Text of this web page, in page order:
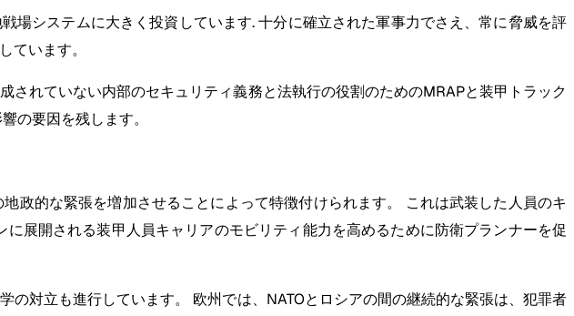
場システムに大きく投資しています. 十分に確立された軍事力でさえ、常に脅威を評
ています。
れていない内部のセキュリティ義務と法執行の役割のためのMRAPと装甲トラック
の要因を残します。
政的な緊張を増加させることによって特徴付けられます。 これは武装した人員のキ
展開される装甲人員キャリアのモビリティ能力を高めるために防衛プランナーを促
対立も進行しています。 欧州では、NATOとロシアの間の継続的な緊張は、犯罪者